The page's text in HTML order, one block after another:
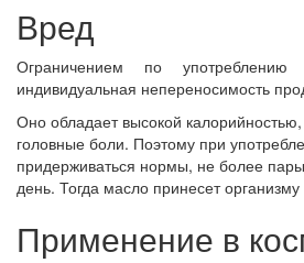
Вред
Ограничением по
индивидуальная непереносимость
Оно обладает высокой
головные боли. Поэтому при
придерживаться нормы, не более
день. Тогда масло принесет
Применение в